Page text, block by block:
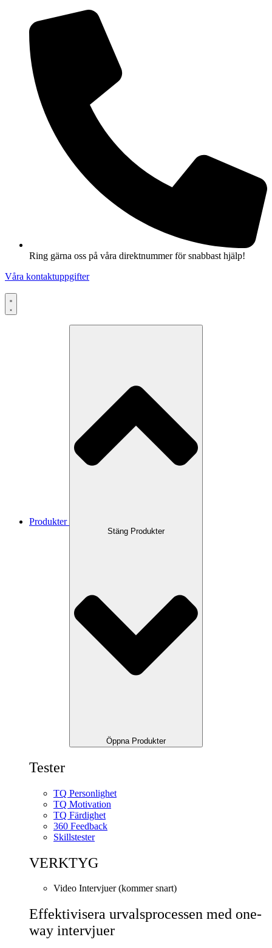
innehåll
Ring gärna oss på våra direktnummer för snabbast hjälp!
Våra kontaktuppgifter
Produkter
Stäng Produkter
Öppna Produkter
Tester
TQ Personlighet
TQ Motivation
TQ Färdighet
360 Feedback
Skillstester
VERKTYG
Video Intervjuer (kommer snart)
Effektivisera urvalsprocessen med one-
way intervjuer